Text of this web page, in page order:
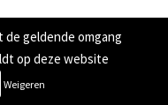
geldende omgang
op deze website
Weigeren